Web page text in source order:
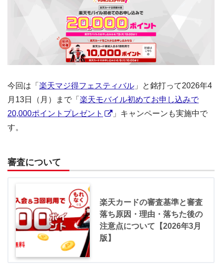
今回は「 楽天マジ得フェスティバル 」と銘打って2026年4
月13日（月）まで「 楽天モバイル初めてお申し込みで
20,000ポイントプレゼント
」キャンペーンも実施中で
す。
審査について
楽天カードの審査基準と審査
落ち原因・理由・落ちた後の
注意点について【2026年3月
版】